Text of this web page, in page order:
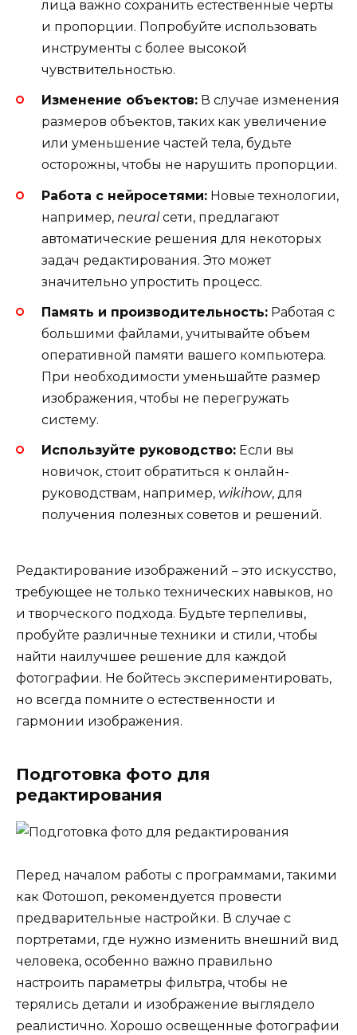
лица важно сохранить естественные черты
и пропорции. Попробуйте использовать
инструменты с более высокой
чувствительностью.
Изменение объектов: В случае изменения
размеров объектов, таких как увеличение
или уменьшение частей тела, будьте
осторожны, чтобы не нарушить пропорции.
Работа с нейросетями: Новые технологии,
например, neuralсети, предлагают
автоматические решения для некоторых
задач редактирования. Это может
значительно упростить процесс.
Память и производительность: Работая с
большими файлами, учитывайте объем
оперативной памяти вашего компьютера.
При необходимости уменьшайте размер
изображения, чтобы не перегружать
систему.
Используйте руководство: Если вы
новичок, стоит обратиться к онлайн-
руководствам, например, wikihow, для
получения полезных советов и решений.
Редактирование изображений – это искусство,
требующее не только технических навыков, но
и творческого подхода. Будьте терпеливы,
пробуйте различные техники и стили, чтобы
найти наилучшее решение для каждой
фотографии. Не бойтесь экспериментировать,
но всегда помните о естественности и
гармонии изображения.
Подготовка фото для
редактирования
Перед началом работы с программами, такими
как Фотошоп, рекомендуется провести
предварительные настройки. В случае с
портретами, где нужно изменить внешний вид
человека, особенно важно правильно
настроить параметры фильтра, чтобы не
терялись детали и изображение выглядело
реалистично. Хорошо освещенные фотографии